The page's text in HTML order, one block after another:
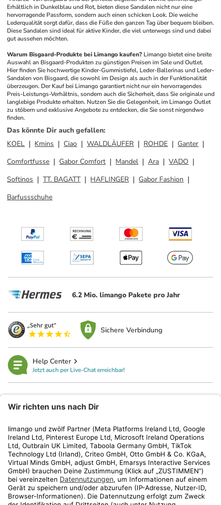
Erhältlich in Dunkelblau und Rot, bieten diese Sandalen nicht nur eine
hervorragende Passform, sondern auch einen schicken Look. Die weiche
Lederqualität sorgt dafür, dass die Füße den ganzen Tag über bequem bleiben.
Diese Sandalen sind ideal für aktive Kinder, die viel unterwegs sind und dabei
gut aussehen möchten.
Warum Bisgaard-Produkte bei Limango kaufen? Limango bietet eine breite
Auswahl an Bisgaard-Produkten zu günstigen Preisen im Sale und Outlet.
Hier finden Sie hochwertige Kinder-Gummistiefel, Leder-Ballerinas und Leder-
Sandalen von Bisgaard, die sowohl im Design als auch in der Funktionalität
überzeugen. Der Kauf bei Limango garantiert nicht nur ein hervorragendes
Preis-Leistungs-Verhältnis, sondern auch die Sicherheit, dass Sie originale und
langlebige Produkte erhalten. Nutzen Sie die Gelegenheit, im Limango Outlet
zu stöbern und exklusive Angebote zu entdecken, die Sie sonst nirgendwo
finden.
Das könnte Dir auch gefallen:
KOEL
Kmins Ciao WALDLÄUFER ROHDE
Ganter
Comfortfusse
Gabor Comfort Mandel Ara
VADO
Softinos
TT. BAGATT HAFLINGER
Gabor Fashion
Barfussschuhe
6.2 Mio. limango Pakete pro Jahr
Sichere Verbindung
Help Center
Jetzt auch per Live-Chat erreichbar!
Kundenservice
Shop
Aktionen